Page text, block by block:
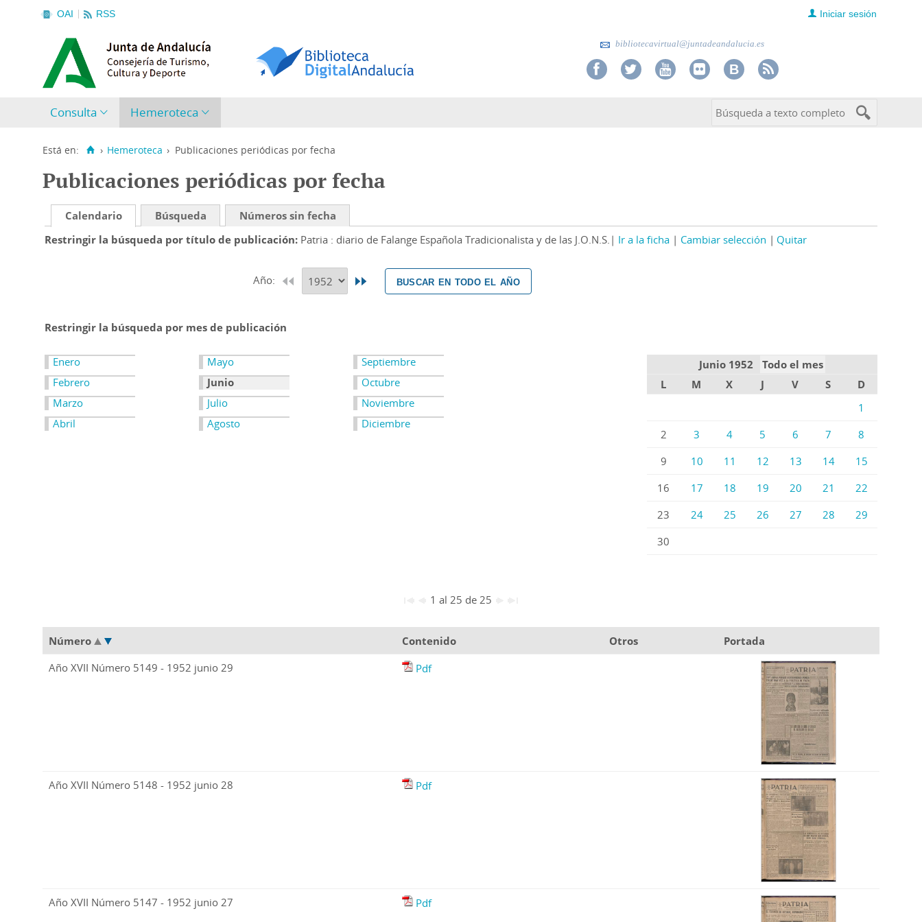
OAI RSS Iniciar sesión
bibliotecavirtual@juntadeandalucia.es
Consulta Hemeroteca
Está en: › Hemeroteca › Publicaciones periódicas por fecha
Publicaciones periódicas por fecha
Calendario Búsqueda
Números sin fecha
Restringir la búsqueda por título de publicación Patria : diario de Falange Española Tradicionalista y de las J.O.N.S. Ir a la ficha Cambiar selección Quitar
Año: buscar en todo el año
Restringir la búsqueda por mes de publicación
Enero
Febrero
Marzo
Abril
Mayo
Junio
Julio
Agosto
Septiembre
Octubre
Noviembre
Diciembre
Junio 1952
Todo el mes
L
M X J V S
D
1
2
3 4 5 6 7
8
9
10 11 12 13 14
15
16
17 18 19 20 21
22
23
24 25 26 27 28
29
30
1 al 25 de 25
Número Contenido Otros
Portada
Año XVII Número 5149 - 1952 junio 29
Pdf
Año XVII Número 5148 - 1952 junio 28 Pdf
Año XVII Número 5147 - 1952 junio 27 Pdf